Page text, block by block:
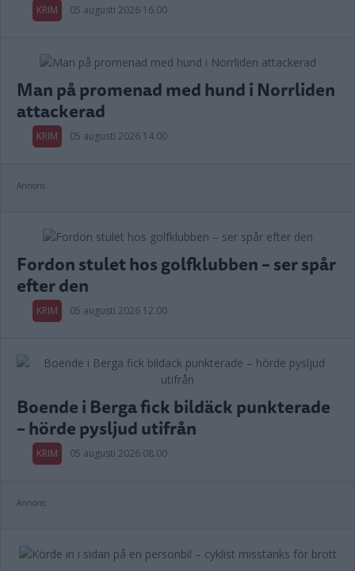
KRIM 05 augusti 2026 16.00
Man på promenad med hund i Norrliden
attackerad
KRIM 05 augusti 2026 14.00
Annons:
Fordon stulet hos golfklubben – ser spår
efter den
KRIM 05 augusti 2026 12.00
Boende i Berga fick bildäck punkterade
– hörde pysljud utifrån
KRIM 05 augusti 2026 08.00
Annons: